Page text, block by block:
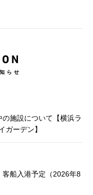
らせ
施設について【横浜ラ
ガーデン】
船入港予定（2026年8